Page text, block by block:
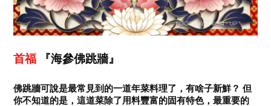
首福 『海參佛跳牆』
佛跳牆可說是最常見到的一道年菜料理了，有啥子新鮮？ 但
你不知道的是，這道菜除了用料豐富的固有特色，最重要的